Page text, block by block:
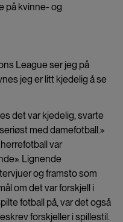
på kvinne- og
League ser jeg på
jeg er litt kjedelig å se
det var kjedelig, svarte
med damefotball.»
var
Lignende
og framsto som
om det var forskjell i
fotball på, var det også
forskjeller i spillestil.